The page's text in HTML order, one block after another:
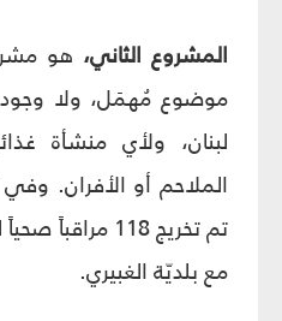
المشروع الثاني، هو
موضوع مُهمَل، ولا
لبنان، ولأي منشأة
الملاحم أو الأفران. وفي
تم تخريج 118
مع بلديّة الغبيري.